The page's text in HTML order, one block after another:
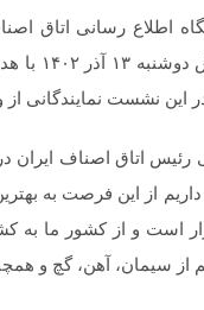
اطلاع رسانی اتاق
سفیر
این نشست نمایندگانی
اتاق اصناف ایران
از این فرصت به
است و از کشور ما به
از سیمان، آهن، گچ و